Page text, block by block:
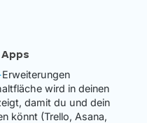
Erweiterungen
wird in deinen
damit du und dein
könnt (Trello, Asana,